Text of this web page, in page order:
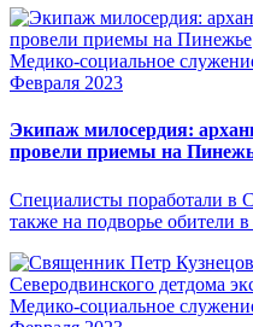
Медико-социальное
Февраля 2023
Экипаж милосердия:
провели приемы на
Специалисты поработали в
также на подворье обители
Медико-социальное